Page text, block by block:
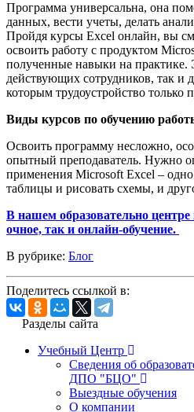
Программа универсальна, она
данных, вести учеты, делать
Пройдя курсы Excel онлайн, вы
освоить работу с продуктом
полученные навыки на практике.
действующих сотрудников, так и
которым трудоустройство только
Виды курсов по обучению
Освоить программу несложно,
опытный преподаватель. Нужно
применения Microsoft Excel – одно
таблицы и рисовать схемы, и
В нашем образовательно
очное, так и онлайн-обучение.
В рубрике: Блог
Поделитесь ссылкой в:
Разделы сайта
Учебный Центр
Сведения об
ДПО "БЦО"
Выездные обучения
О компании